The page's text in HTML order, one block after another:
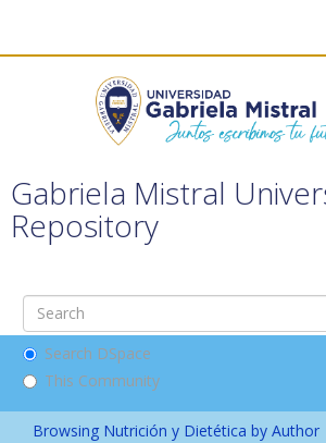
Gabriela Mistral
Repository
Search DSpace
This Community
Browsing Nutrición y Dietética by Author